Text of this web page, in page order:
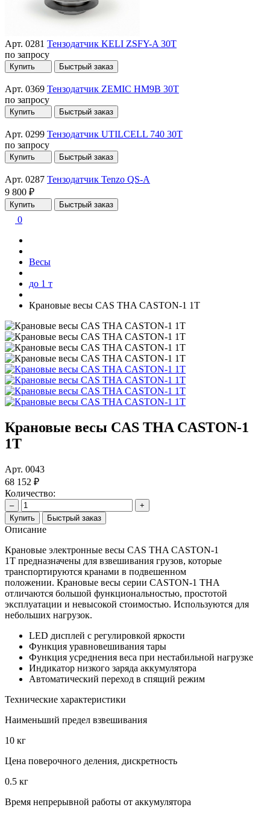
Арт. 0281 Тензодатчик KELI ZSFY-A 30T
по запросу
Купить Быстрый заказ
Арт. 0369 Тензодатчик ZEMIC HM9B 30T
по запросу
Купить Быстрый заказ
Арт. 0299 Тензодатчик UTILCELL 740 30T
по запросу
Купить Быстрый заказ
Арт. 0287 Тензодатчик Tenzo QS-A
9 800 ₽
Купить Быстрый заказ
0
Весы
до 1 т
Крановые весы CAS THA CASTON-1 1T
Крановые весы CAS THA CASTON-1
1T
Арт. 0043
68 152 ₽
Количество:
–
+
Купить
Быстрый заказ
Описание
Крановые электронные весы CAS THA CASTON-1
1T предназначены для взвешивания грузов, которые
транспортируются кранами в подвешенном
положении. Крановые весы серии CASTON-1 THA
отличаются большой функциональностью, простотой
эксплуатации и невысокой стоимостью. Используются для
небольших нагрузок.
LED дисплей с регулировкой яркости
Функция уравновешивания тары
Функция усреднения веса при нестабильной нагрузке
Индикатор низкого заряда аккумулятора
Автоматический переход в спящий режим
Технические характеристики
Наименьший предел взвешивания
10 кг
Цена поверочного деления, дискретность
0.5 кг
Время непрерывной работы от аккумулятора